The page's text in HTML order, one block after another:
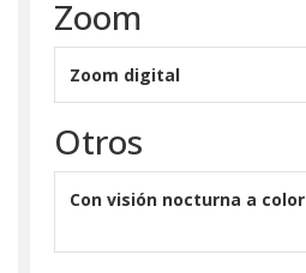
Zoom
Zoom digital
Otros
Con visión nocturna a color